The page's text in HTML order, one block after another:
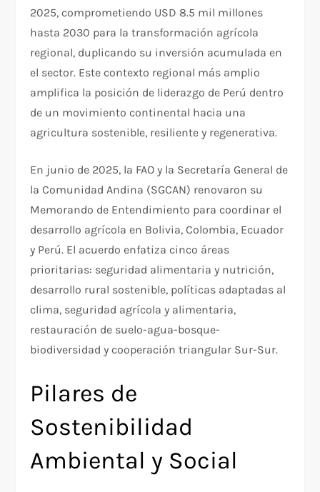
2025, comprometiendo USD 8.5 mil millones
hasta 2030 para la transformación agrícola
regional, duplicando su inversión acumulada en
el sector. Este contexto regional más amplio
amplifica la posición de liderazgo de Perú dentro
de un movimiento continental hacia una
agricultura sostenible, resiliente y regenerativa.
En junio de 2025, la FAO y la Secretaría General de
la Comunidad Andina (SGCAN) renovaron su
Memorando de Entendimiento para coordinar el
desarrollo agrícola en Bolivia, Colombia, Ecuador
y Perú. El acuerdo enfatiza cinco áreas
prioritarias: seguridad alimentaria y nutrición,
desarrollo rural sostenible, políticas adaptadas al
clima, seguridad agrícola y alimentaria,
restauración de suelo-agua-bosque-
biodiversidad y cooperación triangular Sur-Sur.
Pilares de
Sostenibilidad
Ambiental y Social